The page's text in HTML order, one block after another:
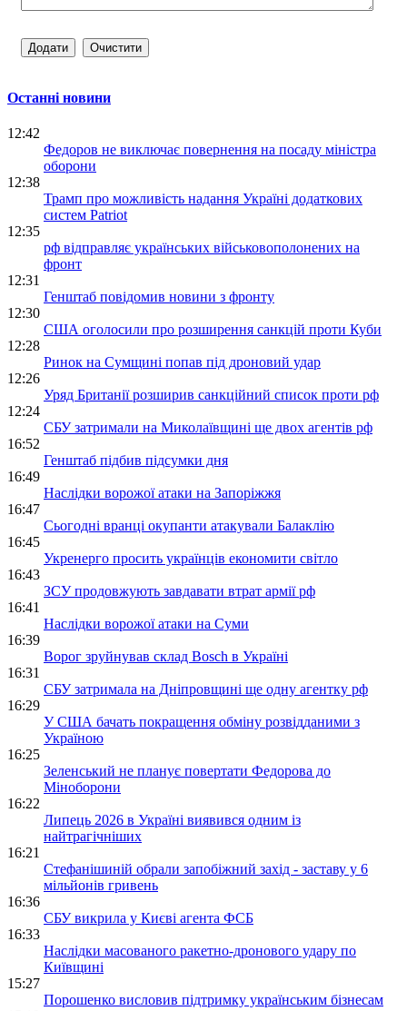
Останні новини
12:42
Федоров не виключає повернення на посаду міністра
оборони
12:38
Трамп про можливість надання Україні додаткових
систем Patriot
12:35
рф відправляє українських військовополонених на
фронт
12:31
Генштаб повідомив новини з фронту
12:30
США оголосили про розширення санкцій проти Куби
12:28
Ринок на Сумщині попав під дроновий удар
12:26
Уряд Британії розширив санкційний список проти рф
12:24
СБУ затримали на Миколаївщині ще двох агентів рф
16:52
Генштаб підбив підсумки дня
16:49
Наслідки ворожої атаки на Запоріжжя
16:47
Сьогодні вранці окупанти атакували Балаклію
16:45
Укренерго просить українців економити світло
16:43
ЗСУ продовжують завдавати втрат армії рф
16:41
Наслідки ворожої атаки на Суми
16:39
Ворог зруйнував склад Bosch в Україні
16:31
СБУ затримала на Дніпровщині ще одну агентку рф
16:29
У США бачать покращення обміну розвідданими з
Україною
16:25
Зеленський не планує повертати Федорова до
Міноборони
16:22
Липець 2026 в Україні виявився одним із
найтрагічніших
16:21
Стефанішиній обрали запобіжний захід - заставу у 6
мільйонів гривень
16:36
СБУ викрила у Києві агента ФСБ
16:33
Наслідки масованого ракетно-дронового удару по
Київщині
15:27
Порошенко висловив підтримку українським бізнесам